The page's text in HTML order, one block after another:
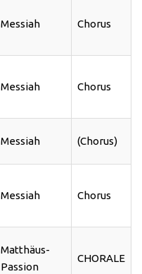
Messiah Chorus
Messiah Chorus
Messiah (Chorus)
Messiah Chorus
Matthäus-
Passion
CHORALE